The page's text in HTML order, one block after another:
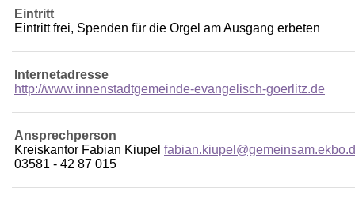
Eintritt
Eintritt frei, Spenden für die Orgel am Ausgang erbeten
Internetadresse
http://www.innenstadtgemeinde-evangelisch-goerlitz.de
Ansprechperson
Kreiskantor Fabian Kiupel
03581 - 42 87 015